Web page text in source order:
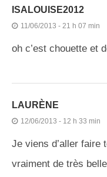
ISALOUISE2012
11/06/2013 - 21 h 07 min
oh c’est chouette et
LAURÈNE
12/06/2013 - 12 h 33 min
Je viens d’aller faire
vraiment de très